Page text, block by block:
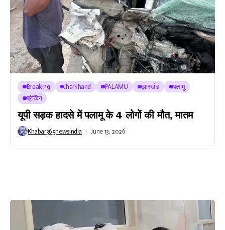
Breaking Jharkhand PALAMU झारखंड
पलामू
ब्रेकिंग
यूपी सड़क हादसे में पलामू के 4 लोगों की मौत, मातम
Khabar365newsindia June 13, 2026